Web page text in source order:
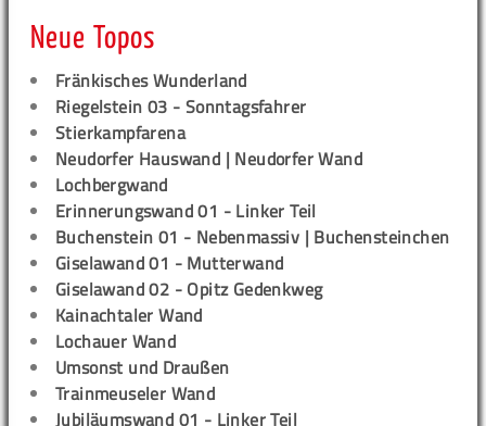
Neue Topos
Fränkisches Wunderland
Riegelstein 03 - Sonntagsfahrer
Stierkampfarena
Neudorfer Hauswand | Neudorfer Wand
Lochbergwand
Erinnerungswand 01 - Linker Teil
Buchenstein 01 - Nebenmassiv | Buchensteinchen
Giselawand 01 - Mutterwand
Giselawand 02 - Opitz Gedenkweg
Kainachtaler Wand
Lochauer Wand
Umsonst und Draußen
Trainmeuseler Wand
Jubiläumswand 01 - Linker Teil